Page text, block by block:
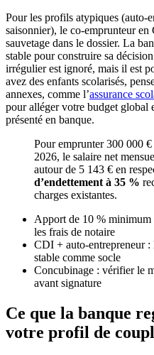
Pour les profils atypiques (auto-
saisonnier), le co-emprunteur
sauvetage dans le dossier. La
stable pour construire sa
irrégulier est ignoré, mais il est
avez des enfants scolarisés,
annexes, comme l’assurance
pour alléger votre budget global
présenté en banque.
Pour emprunter 300 000
2026, le salaire net
autour de 5 143 € en
d’endettement à 35 %
charges existantes.
Apport de 10 %
les frais de notaire
CDI + auto-entrepreneur :
stable comme socle
Concubinage : vérifier le
avant signature
Ce que la banque
votre profil de